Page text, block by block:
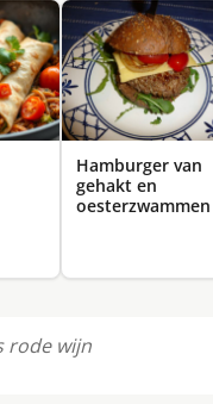
Hamburger van
gehakt en
oesterzwammen
rode wijn